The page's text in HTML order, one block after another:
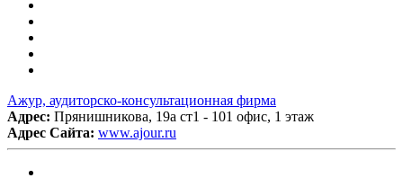
Ажур, аудиторско-консультационная фирма
Адрес: Прянишникова, 19а ст1 - 101 офис, 1 этаж
Адрес Сайта: www.ajour.ru